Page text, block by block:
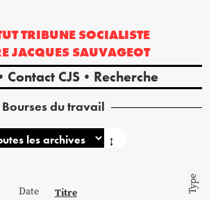
TRIBUNE SOCIALISTE
JACQUES SAUVAGEOT
Contact CJS Recherche
Bourses du travail
↕
Date Titre Type